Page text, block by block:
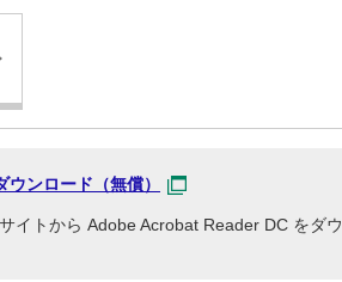
ンロード（無償）
イトから Adobe Acrobat Reader DC をダウ